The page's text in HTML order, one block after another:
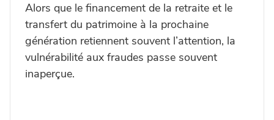
Alors que le financement de la retraite et le
transfert du patrimoine à la prochaine
génération retiennent souvent l’attention, la
vulnérabilité aux fraudes passe souvent
inaperçue.